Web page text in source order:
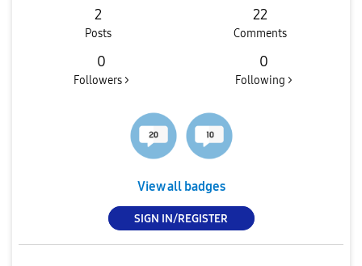
2
Posts
22
Comments
0
Followers >
0
Following >
View all badges
SIGN IN/REGISTER